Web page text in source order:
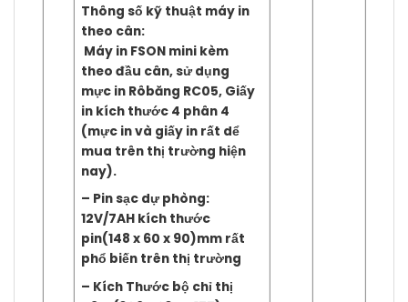
Thông số kỹ thuật máy in
theo cân:
Máy in FSON mini kèm
theo đầu cân, sử dụng
mực in Rôbăng RC05, Giấy
in kích thước 4 phân 4
(mực in và giấy in rất dể
mua trên thị trường hiện
nay).
– Pin sạc dự phòng:
12V/7AH kích thước
pin(148 x 60 x 90)mm rất
phổ biến trên thị trường
– Kích Thước bộ chỉ thị